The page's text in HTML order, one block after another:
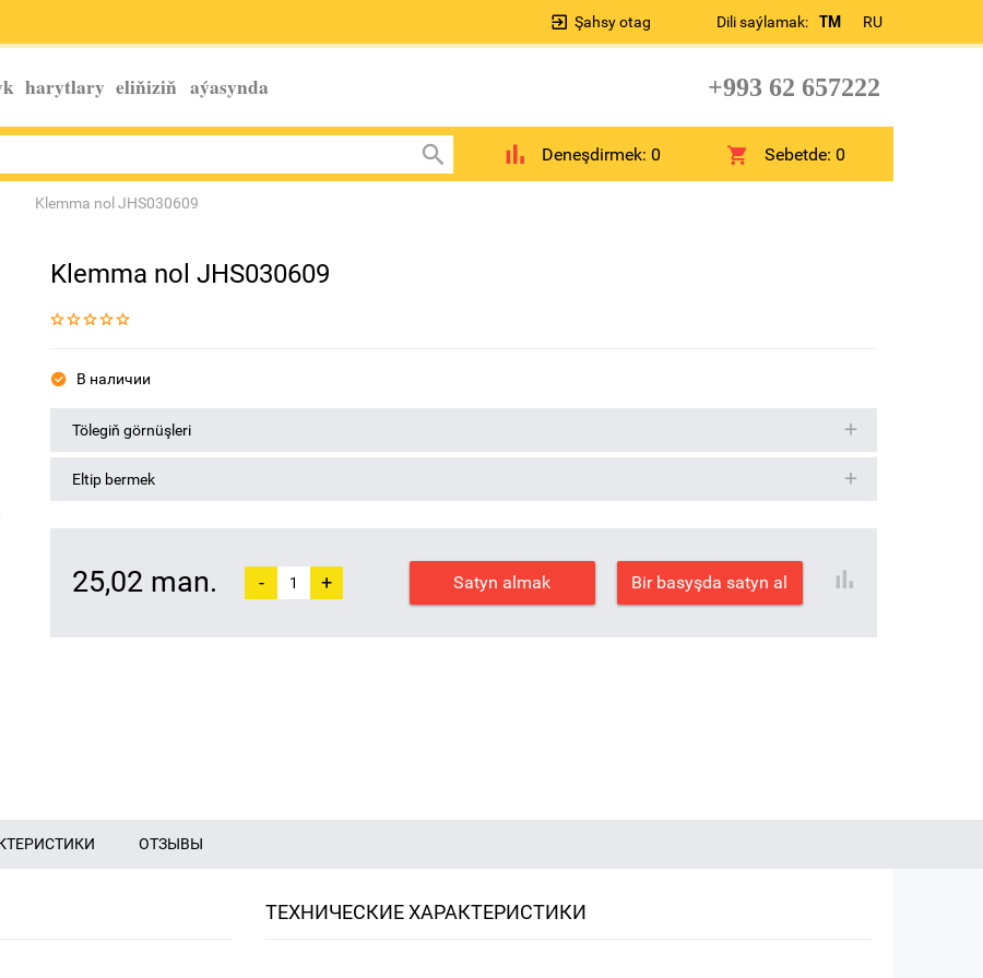
Dili saýlamak: TM RU
Şahsy otag
harytlary eliňiziň aýasynda +993 62 657222
Deneşdirmek: 0 Sebetde:0
Klemma nol JHS030609
Klemma nol JHS030609
В наличии
Tölegiň görnüşleri
Eltip bermek
25,02 man. - + Satyn almak Bir basyşda satyn al
ОТЗЫВЫ
ТЕХНИЧЕСКИЕ ХАРАКТЕРИСТИКИ